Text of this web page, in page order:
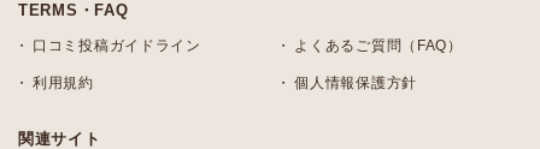
TERMS・FAQ
口コミ投稿ガイドライン よくあるご質問（FAQ）
利用規約 個人情報保護方針
関連サイト